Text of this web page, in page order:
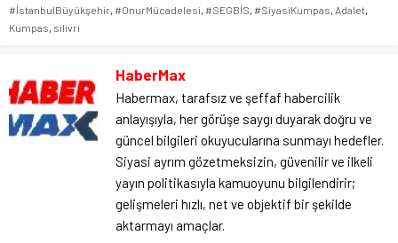
#İstanbulBüyükşehir, #OnurMücadelesi, #SEGBİS, #SiyasiKumpas, Adalet,
Kumpas, silivri
HaberMax
Habermax, tarafsız ve şeffaf habercilik
anlayışıyla, her görüşe saygı duyarak doğru ve
güncel bilgileri okuyucularına sunmayı hedefler.
Siyasi ayrım gözetmeksizin, güvenilir ve ilkeli
yayın politikasıyla kamuoyunu bilgilendirir;
gelişmeleri hızlı, net ve objektif bir şekilde
aktarmayı amaçlar.